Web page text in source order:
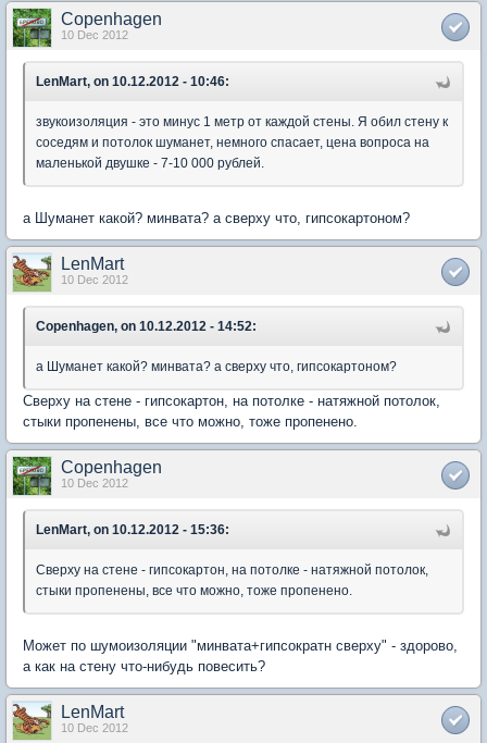
Copenhagen
10 Dec 2012
LenMart, on 10.12.2012 - 10:46:
звукоизоляция - это минуc 1 метр от каждой стены. Я обил стену к
соседям и потолок шуманет, немного спасает, цена вопроса на
маленькой двушке - 7-10 000 рублей.
а Шуманет какой? минвата? а сверху что, гипсокартоном?
LenMart
10 Dec 2012
Copenhagen, on 10.12.2012 - 14:52:
а Шуманет какой? минвата? а сверху что, гипсокартоном?
Сверху на стене - гипсокартон, на потолке - натяжной потолок,
стыки пропенены, все что можно, тоже пропенено.
Copenhagen
10 Dec 2012
LenMart, on 10.12.2012 - 15:36:
Сверху на стене - гипсокартон, на потолке - натяжной потолок,
стыки пропенены, все что можно, тоже пропенено.
Может по шумоизоляции "минвата+гипсократн сверху" - здорово,
а как на стену что-нибудь повесить?
LenMart
10 Dec 2012